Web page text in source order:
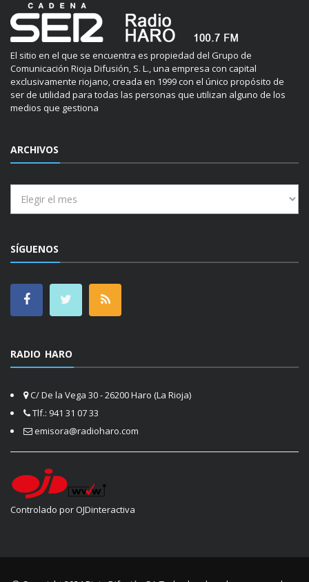
El sitio en el que se encuentra es propiedad del Grupo de
Comunicación Rioja Difusión, S. L., una empresa con capital
exclusivamente riojano, creada en 1999 con el único propósito de
ser de utilidad para todas las personas que utilizan alguno de los
medios que gestiona
ARCHIVOS
SÍGUENOS
RADIO HARO
C/ De la Vega 30 - 26200 Haro (La Rioja)
Tlf.: 941 31 07 33
emisora@radioharo.com
Controlado por OJDinteractiva